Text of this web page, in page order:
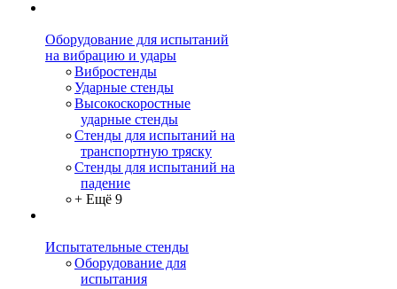
Оборудование для испытаний
на вибрацию и удары
Вибростенды
Ударные стенды
Высокоскоростные
ударные стенды
Стенды для испытаний на
транспортную тряску
Стенды для испытаний на
падение
+ Ещё 9
Испытательные стенды
Оборудование для
испытания